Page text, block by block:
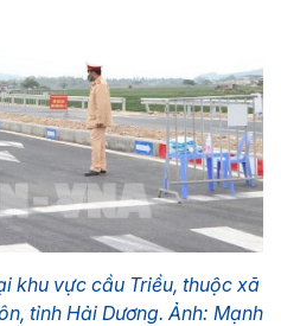
khu vực cầu Triều, thuộc xã
tỉnh Hải Dương. Ảnh: Mạnh